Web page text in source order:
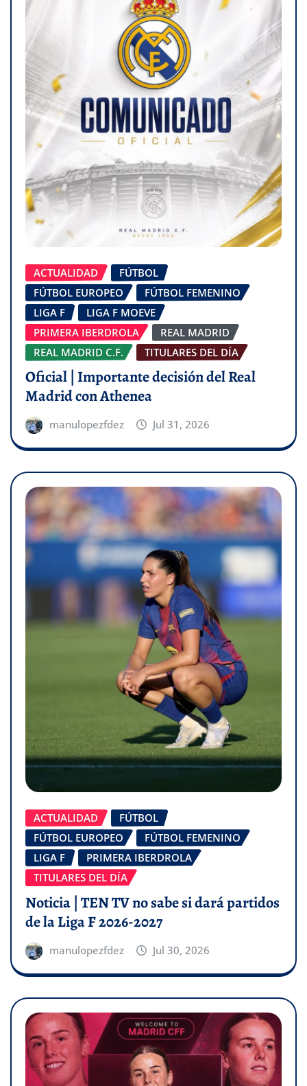
ACTUALIDAD
FÚTBOL
FÚTBOL EUROPEO
FÚTBOL FEMENINO
LIGA F
LIGA F MOEVE
PRIMERA IBERDROLA
REAL MADRID
REAL MADRID C.F.
TITULARES DEL DÍA
Oficial | Importante decisión del Real
Madrid con Athenea
manulopezfdez Jul 31, 2026
ACTUALIDAD
FÚTBOL
FÚTBOL EUROPEO
FÚTBOL FEMENINO
LIGA F
PRIMERA IBERDROLA
TITULARES DEL DÍA
Noticia | TEN TV no sabe si dará partidos
de la Liga F 2026-2027
manulopezfdez Jul 30, 2026